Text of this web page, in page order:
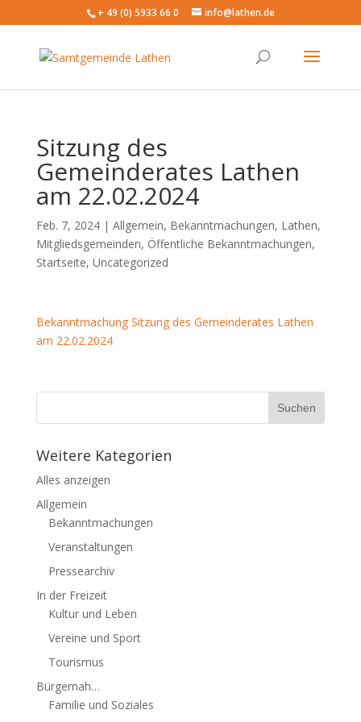
+ 49 (0) 5933 66 0 info@lathen.de
Sitzung des
Gemeinderates Lathen
am 22.02.2024
Feb. 7, 2024 | Allgemein, Bekanntmachungen, Lathen,
Mitgliedsgemeinden, Öffentliche Bekanntmachungen,
Startseite, Uncategorized
Bekanntmachung Sitzung des Gemeinderates Lathen
am 22.02.2024
Weitere Kategorien
Alles anzeigen
Allgemein
Bekanntmachungen
Veranstaltungen
Pressearchiv
In der Freizeit
Kultur und Leben
Vereine und Sport
Tourismus
Bürgernah…
Familie und Soziales